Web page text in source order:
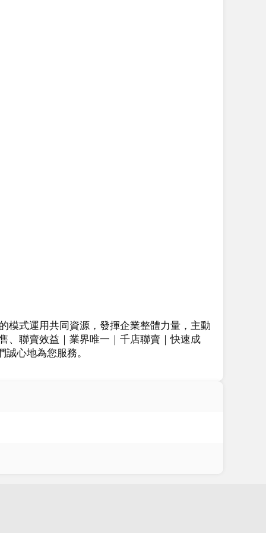
模式運用共同資源，發揮企業整體力量，主動
、聯賣效益｜業界唯一｜千店聯賣｜快速成
心地為您服務。